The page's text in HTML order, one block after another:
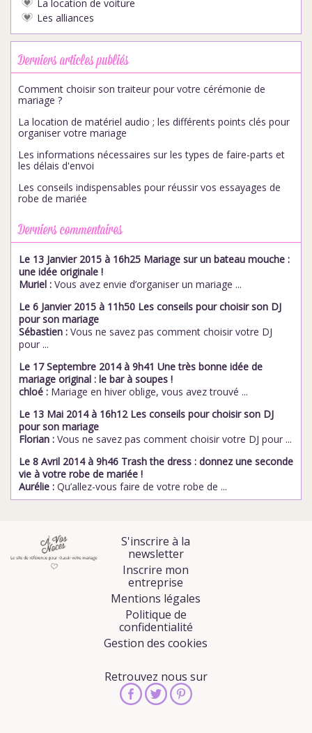
La location de voiture
Les alliances
Derniers articles publiés
Comment choisir son traiteur pour votre cérémonie de
mariage ?
La location de matériel audio ; les différents points clés pour
organiser votre mariage
Les informations nécessaires sur les types de faire-parts et
les délais d'envoi
Les conseils indispensables pour réussir vos essayages de
robe de mariée
Derniers commentaires
Le 13 Janvier 2015 à 16h25 Mariage sur un bateau mouche :
une idée originale !
Muriel : Vous avez envie d’organiser un mariage ...
Le 6 Janvier 2015 à 11h50 Les conseils pour choisir son DJ
pour son mariage
Sébastien : Vous ne savez pas comment choisir votre DJ
pour ...
Le 17 Septembre 2014 à 9h41 Une très bonne idée de
mariage original : le bar à soupes !
chloé : Mariage en hiver oblige, vous avez trouvé ...
Le 13 Mai 2014 à 16h12 Les conseils pour choisir son DJ
pour son mariage
Florian : Vous ne savez pas comment choisir votre DJ pour ...
Le 8 Avril 2014 à 9h46 Trash the dress : donnez une seconde
vie à votre robe de mariée !
Aurélie : Qu’allez-vous faire de votre robe de ...
S'inscrire à la
newsletter
Inscrire mon
entreprise
Mentions légales
Politique de
confidentialité
Gestion des cookies
Retrouvez nous sur